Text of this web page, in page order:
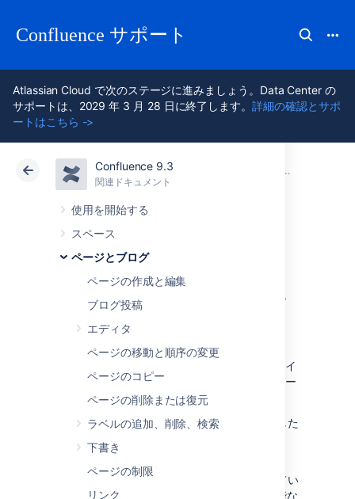
Confluence サポート
Atlassian Cloud で次のステージに進みましょう。Data Center の
サポートは、2029 年 3 月 28 日に終了します。詳細の確認とサポ
ートはこちら ->
Confluence 9.3
関連ドキュメント
使用を開始する
スペース
ページとブログ
ページの作成と編集
ブログ投稿
エディタ
ページの移動と順序の変更
ページのコピー
ページの削除または復元
ラベルの追加、削除、検索
下書き
ページの制限
リンク
アトラシアン サポート 関連ドキュメント
クラウド Data Center 9.3
Word ドキュメン
トを Confluence に
インポートする
Office コネクターを使用すると、Word 文書をイ
ンポートして、コンテンツから Confluence ペー
ジを 1 つ以上作成できます。
文書の見出しに応じて、単一のページを作成した
す。
数多くのコンテンツが既存の文書に保存されてい
る場合、または Word 形式にエクスポート可能な